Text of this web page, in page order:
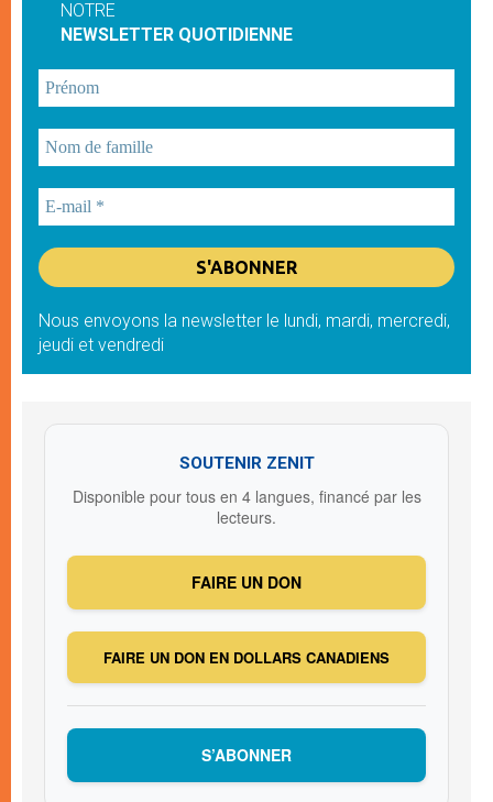
NOTRE
NEWSLETTER QUOTIDIENNE
Nous envoyons la newsletter le lundi, mardi, mercredi,
jeudi et vendredi
SOUTENIR ZENIT
Disponible pour tous en 4 langues, financé par les
lecteurs.
FAIRE UN DON
FAIRE UN DON EN DOLLARS CANADIENS
S’ABONNER